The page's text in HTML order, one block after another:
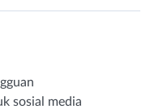
sosial media